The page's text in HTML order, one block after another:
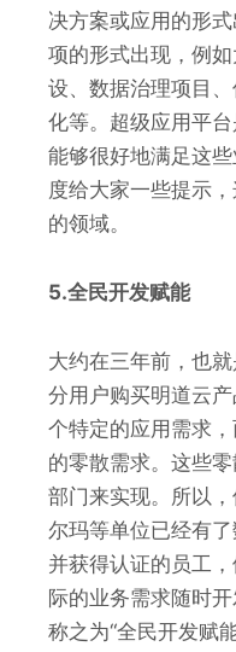
决方案或应用的形
项的形式出现，例
设、数据治理项目
化等。超级应用平
能够很好地满足这
度给大家一些提示
的领域。
5.全民开发赋能
大约在三年前，也
分用户购买明道云
个特定的应用需求
的零散需求。这些
部门来实现。所以
尔玛等单位已经有
并获得认证的员工
际的业务需求随时
称之为“全民开发赋能